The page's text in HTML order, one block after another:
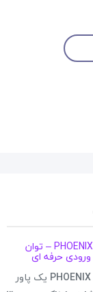
پاور میکسر صندوقی دبل افکت فونیکس PHOENIX PH2090P – توان
یک پاور